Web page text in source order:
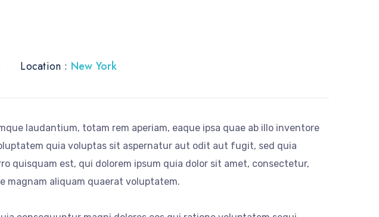
Location : New York
laudantium, totam rem aperiam, eaque ipsa quae ab illo inventore
quia voluptas sit aspernatur aut odit aut fugit, sed quia
quisquam est, qui dolorem ipsum quia dolor sit amet, consectetur,
magnam aliquam quaerat voluptatem.